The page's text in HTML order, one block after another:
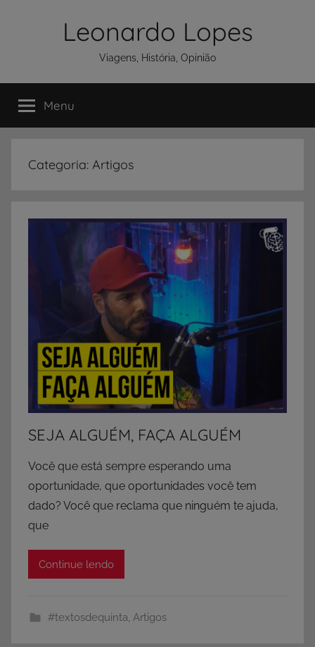
Leonardo Lopes
Viagens, História, Opinião
Menu
Categoria: Artigos
SEJA ALGUÉM, FAÇA ALGUÉM
Você que está sempre esperando uma
oportunidade, que oportunidades você tem
dado? Você que reclama que ninguém te ajuda,
que
Continue lendo
#textosdequinta, Artigos